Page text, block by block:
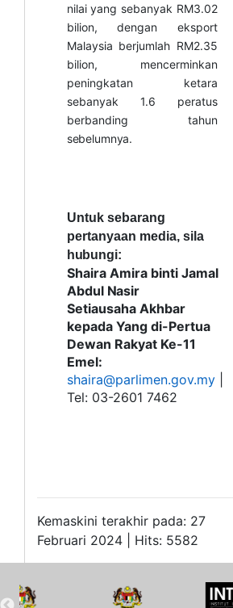
nilai yang sebanyak RM3.02
bilion, dengan eksport
Malaysia berjumlah RM2.35
bilion, mencerminkan
peningkatan ketara
sebanyak 1.6 peratus
berbanding tahun
sebelumnya.
Untuk sebarang
pertanyaan media, sila
hubungi:
Shaira Amira binti Jamal
AbdulNasir
Setiausaha Akhbar
kepada Yang di-Pertua
Dewan Rakyat Ke-11
Emel:
shaira@parlimen.gov.my|
Tel: 03-2601 7462
Kemaskini terakhir pada: 27
Februari 2024 | Hits: 5582